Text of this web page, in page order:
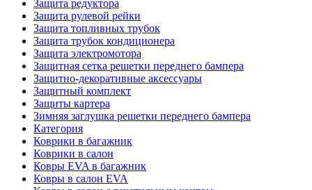
Защита редуктора
Защита рулевой рейки
Защита топливных трубок
Защита трубок кондиционера
Защита электромотора
Защитная сетка решетки переднего бампера
Защитно-декоративные аксессуары
Защитный комплект
Защиты картера
Зимняя заглушка решетки переднего бампера
Категория
Коврики в багажник
Коврики в салон
Ковры EVA в багажник
Ковры в салон EVA